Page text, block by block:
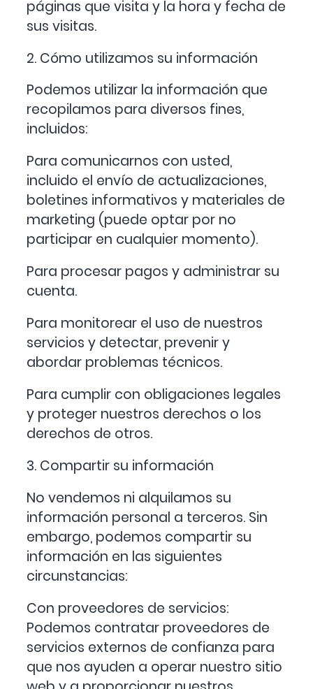
páginas que visita y la hora y fecha de
sus visitas.
2. Cómo utilizamos su información
Podemos utilizar la información que
recopilamos para diversos fines,
incluidos:
Para comunicarnos con usted,
incluido el envío de actualizaciones,
boletines informativos y materiales de
marketing (puede optar por no
participar en cualquier momento).
Para procesar pagos y administrar su
cuenta.
Para monitorear el uso de nuestros
servicios y detectar, prevenir y
abordar problemas técnicos.
Para cumplir con obligaciones legales
y proteger nuestros derechos o los
derechos de otros.
3. Compartir su información
No vendemos ni alquilamos su
información personal a terceros. Sin
embargo, podemos compartir su
información en las siguientes
circunstancias:
Con proveedores de servicios:
Podemos contratar proveedores de
servicios externos de confianza para
que nos ayuden a operar nuestro sitio